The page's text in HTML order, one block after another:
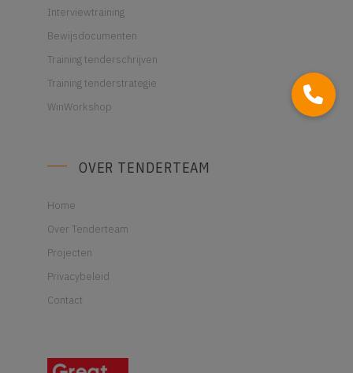
Interviewtraining
Bewijsdocumenten
Training tenderschrijven
Training tenderstrategie
WinWorkshop
OVER TENDERTEAM
Home
Over Tenderteam
Projecten
Privacybeleid
Contact